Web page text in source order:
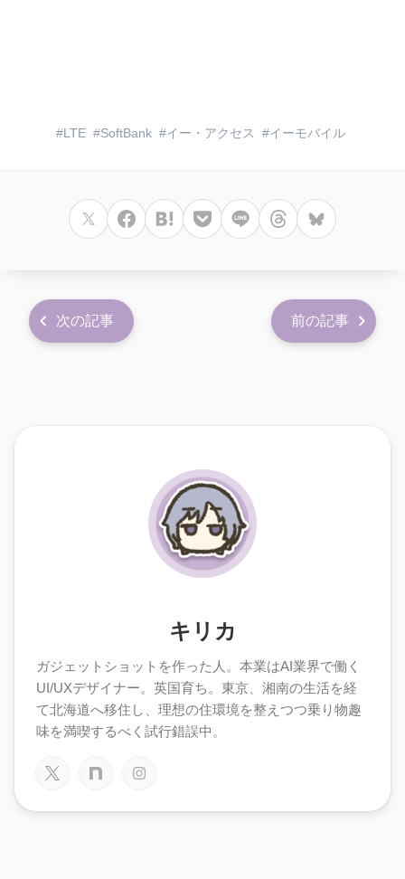
LTE SoftBank イー・アクセス イーモバイル
次の記事 前の記事
キリカ
ガジェットショットを作った人。本業はAI業界で働く
UI/UXデザイナー。英国育ち。東京、湘南の生活を経
て北海道へ移住し、理想の住環境を整えつつ乗り物趣
味を満喫するべく試行錯誤中。